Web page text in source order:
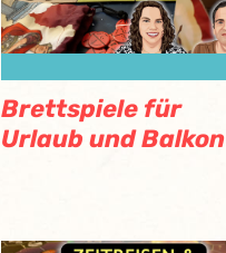
Brettspiele für
Urlaub und Balkon